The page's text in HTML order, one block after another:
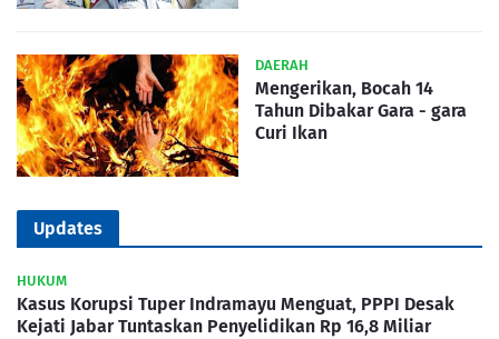
DAERAH
Mengerikan, Bocah 14
Tahun Dibakar Gara - gara
Curi Ikan
Updates
HUKUM
Kasus Korupsi Tuper Indramayu Menguat, PPPI Desak
Kejati Jabar Tuntaskan Penyelidikan Rp 16,8 Miliar